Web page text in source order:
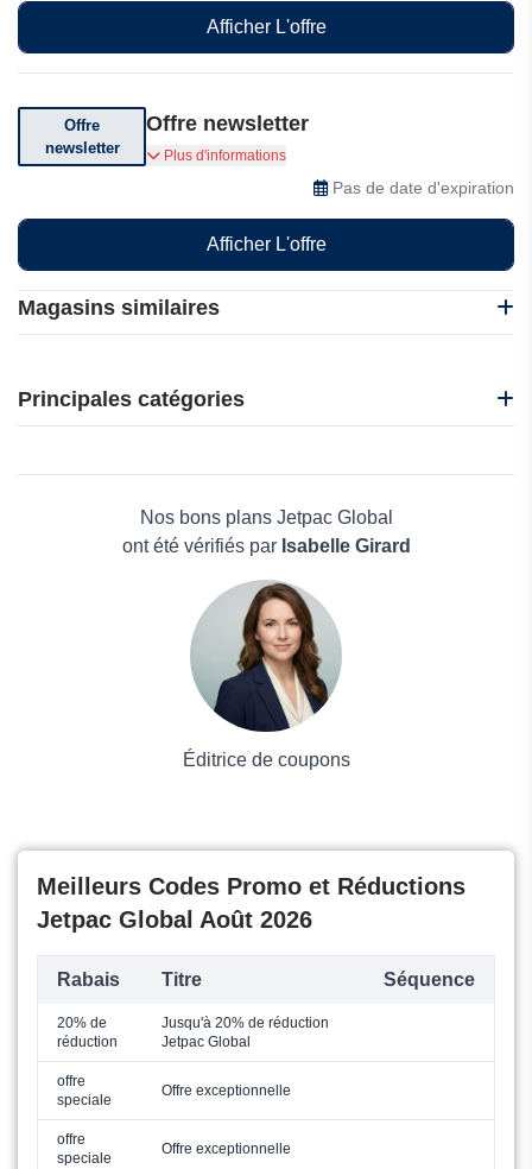
Magasins similaires
B&B Hotels
CamperDays
Ebookers
Principales catégories
Maison & JardinNos bons plans Jetpac Global
ont été vérifiés par Isabelle Girard
Éditrice de coupons
Afficher L'offre
Offre
newsletter
Offre newsletter
Abonnez-vous pour recevoir des offres
Plus d'informations
Pas de date d'expiration
Afficher L'offre
Meilleurs Codes Promo et Réductions
Jetpac Global Août 2026
Rabais Titre Séquence
20% de
réduction
Jusqu'à 20% de réduction
Jetpac Global
offre
speciale
Offre exceptionnelle
offre
speciale
Offre exceptionnelle